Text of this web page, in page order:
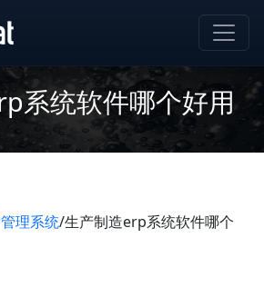
系统软件哪个好用
管理系统/生产制造erp系统软件哪个